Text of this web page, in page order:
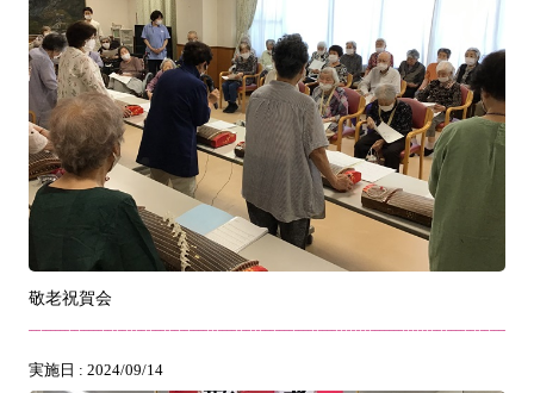
敬老祝賀会
実施日 : 2024/09/14